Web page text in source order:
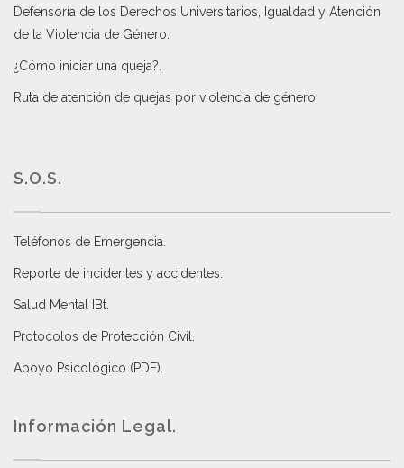
Defensoría de los Derechos Universitarios, Igualdad y Atención
de la Violencia de Género
¿Cómo iniciar una queja?
Ruta de atención de quejas por violencia de género
S.O.S.
Teléfonos de Emergencia.
Reporte de incidentes y accidentes
Salud Mental IBt
Protocolos de Protección Civil
Apoyo Psicológico (PDF)
Información Legal.